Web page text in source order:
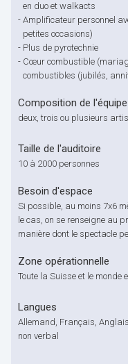
en duo et walkacts
- Amplificateur personnel
petites occasions)
- Plus de pyrotechnie
- Cœur combustible
combustibles (jubilés,
Composition de l'équipe
deux, trois ou plusieurs
Taille de l'auditoire
10 à 2000 personnes
Besoin d'espace
Si possible, au moins 7x6
le cas, on se renseigne au
manière dont le spectacle
Zone opérationnelle
Toute la Suisse et le monde
Langues
Allemand, Français,
non verbal